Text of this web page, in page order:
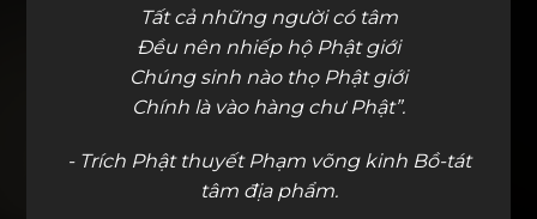
Tất cả những người có tâm
Đều nên nhiếp hộ Phật giới
Chúng sinh nào thọ Phật giới
Chính là vào hàng chư Phật”.
- Trích Phật thuyết Phạm võng kinh Bồ-tát
tâm địa phẩm.